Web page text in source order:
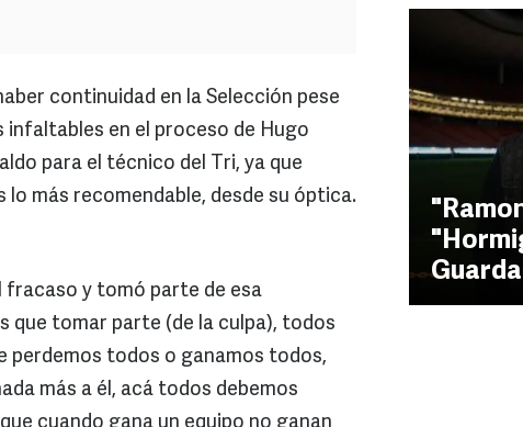
continuidad en la Selección pese
infaltables en el proceso de Hugo
para el técnico del Tri, ya que
más recomendable, desde su óptica.
fracaso y tomó parte de esa
que tomar parte (de la culpa), todos
perdemos todos o ganamos todos,
más a él, acá todos debemos